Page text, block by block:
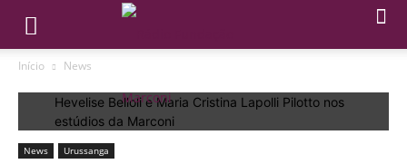
Início News
Hevelise Belloli e Maria Cristina Lapolli Pilotto nos
estúdios da Marconi
News Urussanga